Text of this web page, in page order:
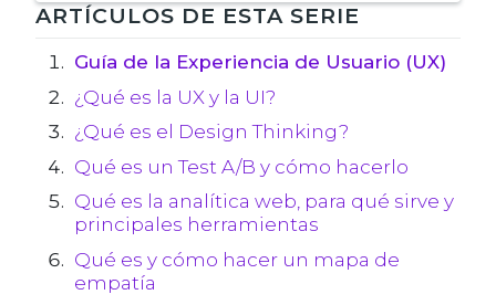
Navegación
de
entradas
ARTÍCULOS DE ESTA SERIE
Guía de la Experiencia de Usuario (UX)
¿Qué es la UX y la UI?
¿Qué es el Design Thinking?
Qué es un Test A/B y cómo hacerlo
Qué es la analítica web, para qué sirve y
principales herramientas
Qué es y cómo hacer un mapa de
empatía